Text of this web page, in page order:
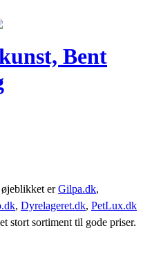
Bent
erGilpa.dk,
, Dyrelageret.dk, PetLux.dk
stort sortiment til gode priser.